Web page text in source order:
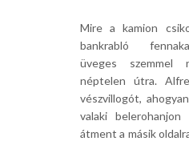
Mire a kamion
bankrabló
üveges
néptelen útra.
vészvillogót,
valaki
átment a másik